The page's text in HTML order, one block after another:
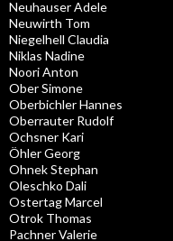
Neuhauser Adele
Neuwirth Tom
Niegelhell Claudia
Niklas Nadine
Noori Anton
Ober Simone
Oberbichler Hannes
Oberrauter Rudolf
Ochsner Kari
Öhler Georg
Ohnek Stephan
Oleschko Dali
Ostertag Marcel
Otrok Thomas
Pachner Valerie